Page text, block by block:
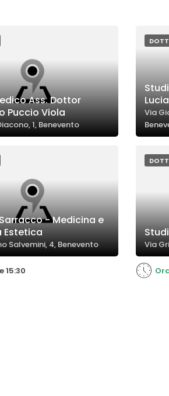
Ass. Dottor
Puccio Viola
1, Benevento
Via
- Medicina e
Estetica
Salvemini, 4, Benevento
15:30
Via